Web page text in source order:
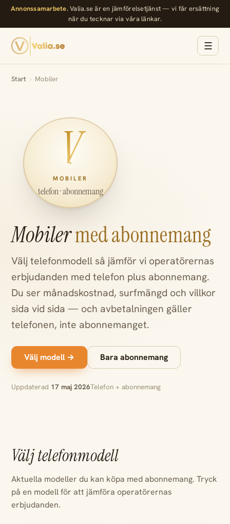
Annonssamarbete.Valia.se är en jämförelsetjänst — vi får ersättning
när du tecknar via våra länkar.
☰
Start › Mobiler
Mobilermed abonnemang
Välj telefonmodell så jämför vi operatörernas
erbjudanden med telefon plus abonnemang.
Du ser månadskostnad, surfmängd och villkor
sida vid sida — och avbetalningen gäller
telefonen, inte abonnemanget.
Välj modell → Bara abonnemang
Uppdaterad 17 maj 2026Telefon + abonnemang
V
MOBILER
telefon · abonnemang
Välj telefonmodell
Aktuella modeller du kan köpa med abonnemang. Tryck
på en modell för att jämföra operatörernas
erbjudanden.